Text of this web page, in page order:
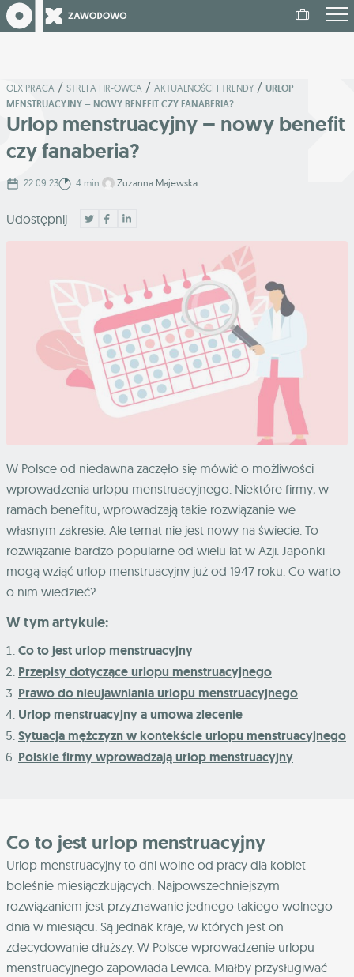
OLX PRACA / STREFA HR-OWCA / AKTUALNOŚCI I TRENDY / URLOP
MENSTRUACYJNY – NOWY BENEFIT CZY FANABERIA?
Urlop menstruacyjny – nowy benefit
czy fanaberia?
22.09.23 4 min. Zuzanna Majewska
Udostępnij
W Polsce od niedawna zaczęło się mówić o możliwości
wprowadzenia urlopu menstruacyjnego. Niektóre firmy, w
ramach benefitu, wprowadzają takie rozwiązanie we
własnym zakresie. Ale temat nie jest nowy na świecie. To
rozwiązanie bardzo popularne od wielu lat w Azji. Japonki
mogą wziąć urlop menstruacyjny już od 1947 roku. Co warto
o nim wiedzieć?
W tym artykule:
Co to jest urlop menstruacyjny
Przepisy dotyczące urlopu menstruacyjnego
Prawo do nieujawniania urlopu menstruacyjnego
Urlop menstruacyjny a umowa zlecenie
Sytuacja mężczyzn w kontekście urlopu menstruacyjnego
Polskie firmy wprowadzają urlop menstruacyjny
Co to jest urlop menstruacyjny
Urlop menstruacyjny to dni wolne od pracy dla kobiet
boleśnie miesiączkujących. Najpowszechniejszym
rozwiązaniem jest przyznawanie jednego takiego wolnego
dnia w miesiącu. Są jednak kraje, w których jest on
zdecydowanie dłuższy. W Polsce wprowadzenie urlopu
menstruacyjnego zapowiada Lewica. Miałby przysługiwać